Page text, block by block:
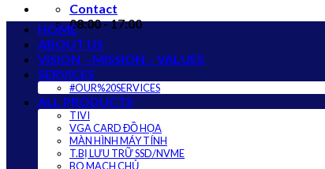
Contact
08:00 - 17:00
HOME
ABOUT US
VISION – MISSION – VALUES
SERVICES
#OUR%20SERVICES
ALL PRODUCTS
TIVI
VGA CARD ĐỒ HỌA
MÀN HÌNH MÁY TÍNH
T.BỊ LƯU TRỮ SSD/NVME
BO MẠCH CHỦ